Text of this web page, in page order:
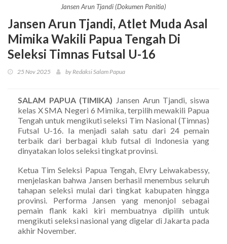
Jansen Arun Tjandi (Dokumen Panitia)
Jansen Arun Tjandi, Atlet Muda Asal
Mimika Wakili Papua Tengah Di
Seleksi Timnas Futsal U-16
25 Nov 2025 by Redaksi Salam Papua
SALAM PAPUA (TIMIKA) Jansen Arun Tjandi, siswa
kelas X SMA Negeri 6 Mimika, terpilih mewakili Papua
Tengah untuk mengikuti seleksi Tim Nasional (Timnas)
Futsal U-16. Ia menjadi salah satu dari 24 pemain
terbaik dari berbagai klub futsal di Indonesia yang
dinyatakan lolos seleksi tingkat provinsi.
Ketua Tim Seleksi Papua Tengah, Elvry Leiwakabessy,
menjelaskan bahwa Jansen berhasil menembus seluruh
tahapan seleksi mulai dari tingkat kabupaten hingga
provinsi. Performa Jansen yang menonjol sebagai
pemain flank kaki kiri membuatnya dipilih untuk
mengikuti seleksi nasional yang digelar di Jakarta pada
akhir November.